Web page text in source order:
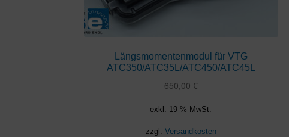
Längsmomentenmodul für VTG
ATC350/ATC35L/ATC450/ATC45L
650,00 €
exkl. 19 % MwSt.
zzgl. Versandkosten